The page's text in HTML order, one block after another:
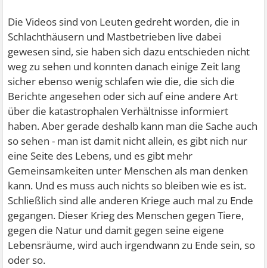
Die Videos sind von Leuten gedreht worden, die in
Schlachthäusern und Mastbetrieben live dabei
gewesen sind, sie haben sich dazu entschieden nicht
weg zu sehen und konnten danach einige Zeit lang
sicher ebenso wenig schlafen wie die, die sich die
Berichte angesehen oder sich auf eine andere Art
über die katastrophalen Verhältnisse informiert
haben. Aber gerade deshalb kann man die Sache auch
so sehen - man ist damit nicht allein, es gibt nich nur
eine Seite des Lebens, und es gibt mehr
Gemeinsamkeiten unter Menschen als man denken
kann. Und es muss auch nichts so bleiben wie es ist.
Schließlich sind alle anderen Kriege auch mal zu Ende
gegangen. Dieser Krieg des Menschen gegen Tiere,
gegen die Natur und damit gegen seine eigene
Lebensräume, wird auch irgendwann zu Ende sein, so
oder so.